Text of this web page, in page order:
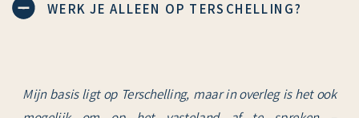
WERK JE ALLEEN OP TERSCHELLING?
Mijn basis ligt op Terschelling, maar in overleg is het ook